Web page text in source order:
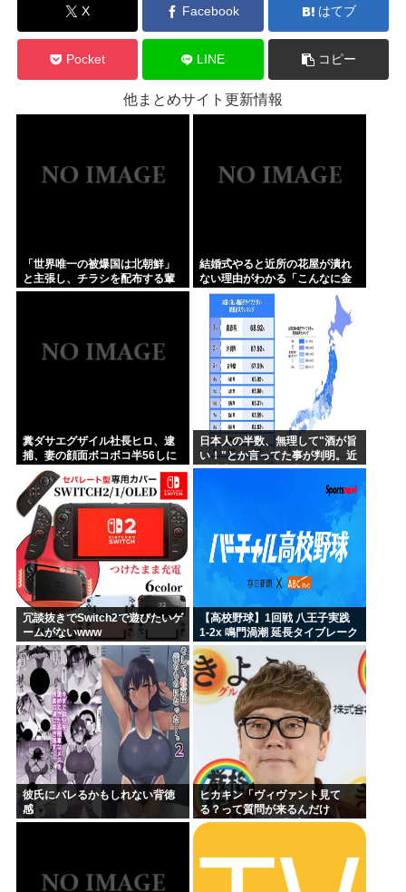
X Facebook はてブ
Pocket LINE コピー
他まとめサイト更新情報
「世界唯一の被爆国は北朝鮮」
と主張し、チラシを配布する輩
が発生
結婚式やると近所の花屋が潰れ
ない理由がわかる「こんなに金
取るのかよ！？」って驚くぞ
糞ダサエグザイル社長ヒロ、逮
捕、妻の顔面ボコボコ半56しに
した。
日本人の半数、無理して"酒が旨
い！"とか言ってた事が判明。近
畿地方に関しては6割が下戸
冗談抜きでSwitch2で遊びたいゲ
ームがないwww
【高校野球】1回戦 八王子実践
1-2x 鳴門渦潮 延長タイブレーク
でサヨナラ勝ち 鳴門渦潮として
甲子園1勝
彼氏にバレるかもしれない背徳
感
ヒカキン「ヴィヴァント見て
る？って質問が来るんだけ
ど…」 ネット民「プークスクス